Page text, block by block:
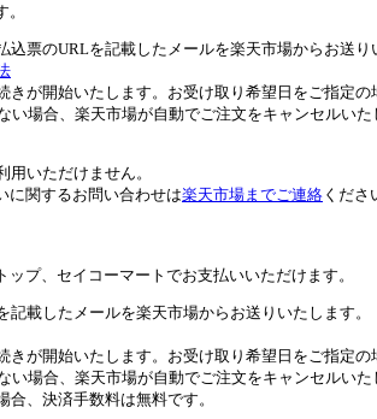
込票のURLを記載したメールを楽天市場からお送り
きが開始いたします。お受け取り希望日をご指定
い場合、楽天市場が自動でご注文をキャンセルいた
いただけません。
に関するお問い合わせは楽天市場までご連絡 くださ
プ、セイコーマートでお支払いいただけます。
記載したメールを楽天市場からお送りいたします。
きが開始いたします。お受け取り希望日をご指定
い場合、楽天市場が自動でご注文をキャンセルいた
、決済手数料は無料です。